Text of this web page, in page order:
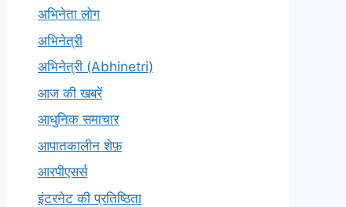
अभिनेता लोग
अभिनेत्री
अभिनेत्री (Abhinetri)
आज की खबरें
आधुनिक समाचार
आपातकालीन शेफ़
आरपीएसर्स
इंटरनेट की प्रतिष्ठिता